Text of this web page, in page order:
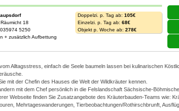
18
5250
+ zusätzlich Aufbettung
Doppelzi. p. Tag ab:105€
Einzelzi. p. Tag ab:68€
Objekt p. Woche ab:278€
Alltagsstress, einfach die Seele baumeln lassen bei kulinarischen
mit der Chefin des Hauses die Welt der Wildkräuter kennen.
mit dem Chef persönlich in die Felslandschaft Sächsische-
Webseite finden Sie Zusatzangebote des Kräuterbauden-Teams wie:
Mehrtageswanderungen, Tierbeobachtungen/Rothirschbrunft,